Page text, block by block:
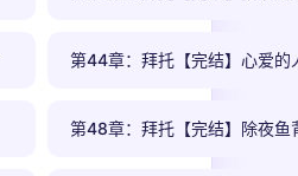
第44章：拜托【完结】心爱的
第48章：拜托【完结】除夜鱼